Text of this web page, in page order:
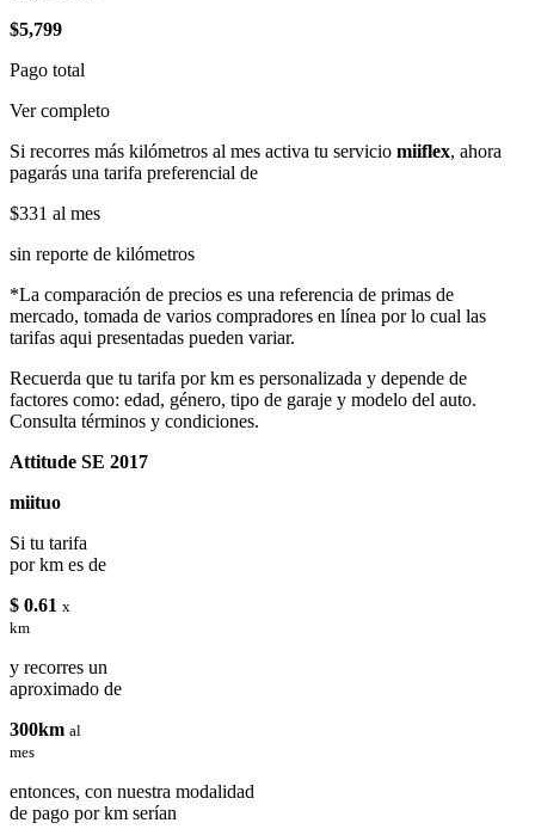
$5,799
Pago total
Ver completo
Si recorres más kilómetros al mes activa tu servicio miiflex, ahora
pagarás una tarifa preferencial de
$331 al mes
sin reporte de kilómetros
*La comparación de precios es una referencia de primas de
mercado, tomada de varios compradores en línea por lo cual las
tarifas aqui presentadas pueden variar.
Recuerda que tu tarifa por km es personalizada y depende de
factores como: edad, género, tipo de garaje y modelo del auto.
Consulta términos y condiciones.
Attitude SE 2017
miituo
Si tu tarifa
por km es de
$ 0.61 x
km
y recorres un
aproximado de
300km al
mes
entonces, con nuestra modalidad
de pago por km serían